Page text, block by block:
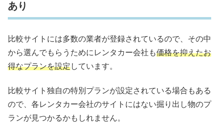
あり
比較サイトには多数の業者が登録されているので、その中
から選んでもらうためにレンタカー会社も価格を抑えたお
得なプランを設定しています。
比較サイト独自の特別プランが設定されている場合もある
ので、各レンタカー会社のサイトにはない掘り出し物のプ
ランが見つかるかもしれません。